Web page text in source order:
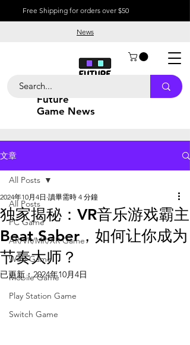
Free Shipping for orders over $50
Future
Game News
News
文章
All Posts
PC Game
AR/VR/MR/XR Game
Web Game
Mobile Game
Play Station Game
Switch Game
All Posts
独家揭秘：VR音乐游戏霸主
Beat Saber，如何让你成为
节奏大师？
2024年10月4日 讀畢需時 4 分鐘
已更新：2024年10月4日